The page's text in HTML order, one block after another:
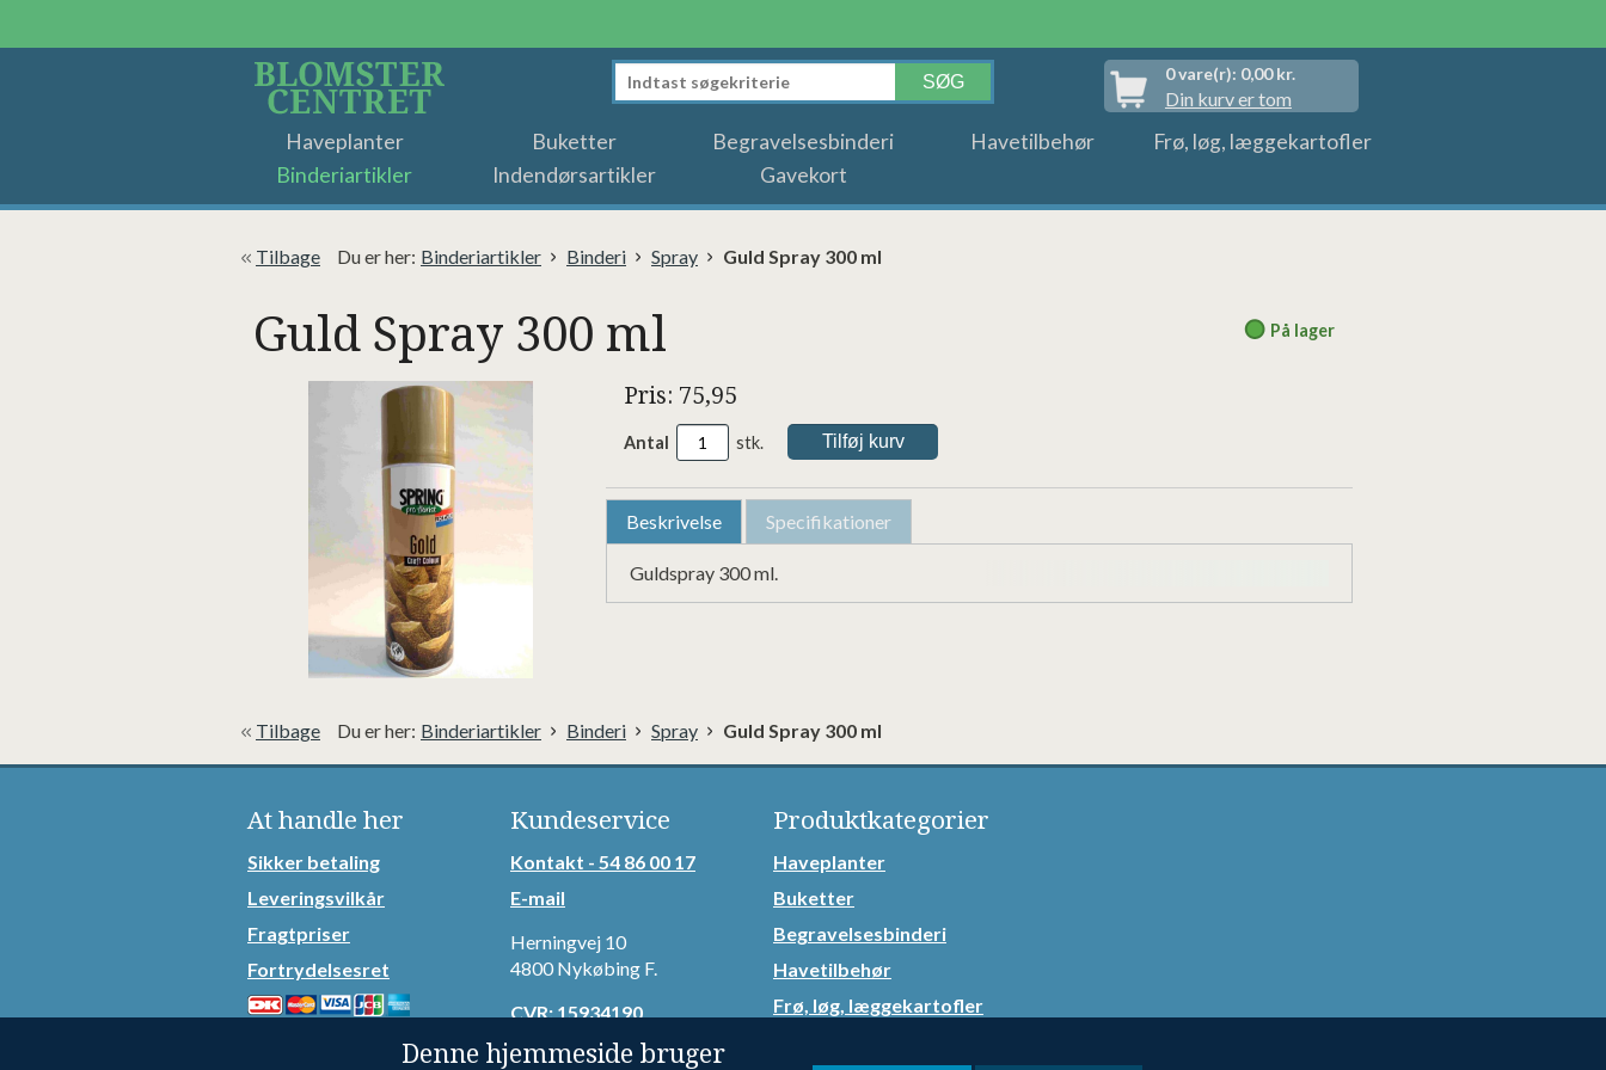
0vare(r): 0,00kr.
Din kurv er tom
Haveplanter Buketter Begravelsesbinderi Havetilbehør
Frø, løg, læggekartofler
Binderiartikler
Indendørsartikler Gavekort
Tilbage Du er her: Binderiartikler Binderi Spray Guld Spray 300 ml
Guld Spray 300 ml På lager
Pris: 75,95
Antal stk.
Beskrivelse Specifikationer
Guldspray 300 ml.
Tilbage Du er her: Binderiartikler Binderi Spray Guld Spray 300 ml
At handle her
Sikker betaling
Leveringsvilkår
Fragtpriser
Fortrydelsesret
Kundeservice
Kontakt - 54 86 00 17
E-mail
Herningvej 10
4800 Nykøbing F.
CVR: 15934190
Kontakt kundeservice
Produktkategorier
Haveplanter
Buketter
Begravelsesbinderi
Havetilbehør
Frø, løg, læggekartofler
Denne hjemmeside bruger